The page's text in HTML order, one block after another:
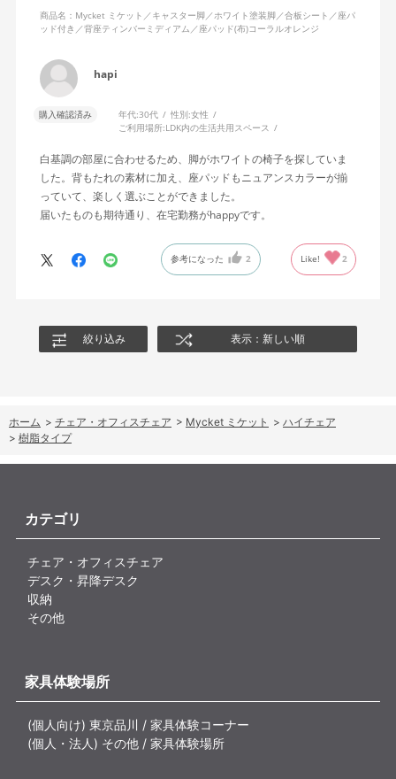
商品名：Mycket ミケット／キャスター脚／ホワイト塗装脚／合板シート／座パ
ッド付き／背座ティンバーミディアム／座パッド(布)コーラルオレンジ
hapi
購入確認済み 年代:30代 性別:女性
ご利用場所:LDK内の生活共用スペース
白基調の部屋に合わせるため、脚がホワイトの椅子を探していま
した。背もたれの素材に加え、座パッドもニュアンスカラーが揃
っていて、楽しく選ぶことができました。
届いたものも期待通り、在宅勤務がhappyです。
参考になった 2 Like! 2
絞り込み 表示：新しい順
ホーム > チェア・オフィスチェア > Mycket ミケット > ハイチェア
> 樹脂タイプ
カテゴリ
チェア・オフィスチェア
デスク・昇降デスク
収納
その他
家具体験場所
(個人向け) 東京品川 / 家具体験コーナー
(個人・法人) その他 / 家具体験場所